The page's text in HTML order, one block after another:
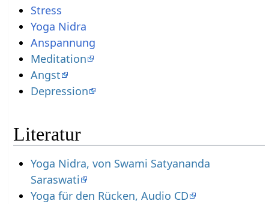
Stress
Yoga Nidra
Anspannung
Meditation
Angst
Depression
Literatur
Yoga Nidra, von Swami Satyananda
Saraswati
Yoga für den Rücken, Audio CD